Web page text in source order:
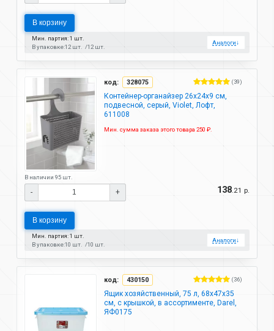
В корзину
Мин. партия: 1 шт.
В упаковке:12 шт. 12 шт.
Аналоги↓
код: 328075 (39)
Контейнер-органайзер 26х24х9 см,
подвесной, серый, Violet, Лофт,
611008
Мин. сумма заказа этого товара 250 ₽.
В наличии 95 шт.
- + 138 .21 р.
В корзину
Мин. партия: 1 шт.
В упаковке:10 шт. 10 шт.
Аналоги↓
код: 430150 (36)
Ящик хозяйственный, 75 л, 68х47х35
см, с крышкой, в ассортименте, Darel,
ЯФ0175